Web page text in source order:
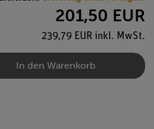
201,50 EUR
239,79 EUR inkl. MwSt.
In den Warenkorb